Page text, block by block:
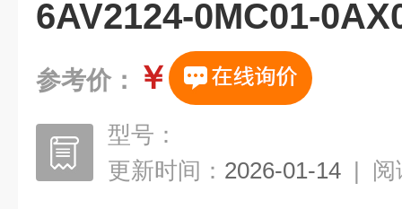
6AV2124-0MC01-
参考价： ￥
型号：
更新时间： 2026-01-14 | 阅